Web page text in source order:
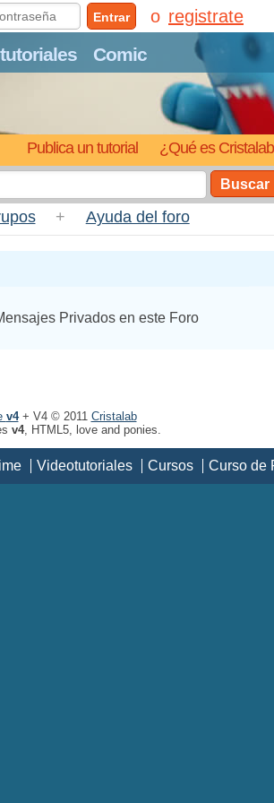
Comic
Publica un tutorial ¿Qué es
Entrar registrate
Buscar
+ Ayuda del foro
Privados en este Foro
v4+ V4 © 2011 Cristalab
v4, HTML5, love and ponies.
Videotutoriales Cursos Curso de